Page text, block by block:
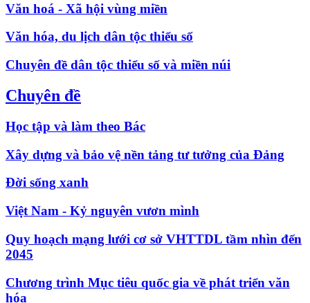
Văn hoá - Xã hội vùng miền
Văn hóa, du lịch dân tộc thiểu số
Chuyên đề dân tộc thiểu số và miền núi
Chuyên đề
Học tập và làm theo Bác
Xây dựng và bảo vệ nền tảng tư tưởng của Đảng
Đời sống xanh
Việt Nam - Kỷ nguyên vươn mình
Quy hoạch mạng lưới cơ sở VHTTDL tầm nhìn đến
2045
Chương trình Mục tiêu quốc gia về phát triển văn
hóa